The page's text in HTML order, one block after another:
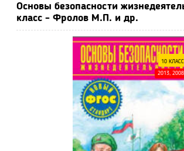
Основы безопасности
класс - Фролов М.П. и др.
10 КЛАСС
2013, 2008